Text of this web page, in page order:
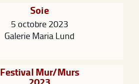
Soie
5 octobre 2023
Galerie Maria Lund
Festival Mur/Murs